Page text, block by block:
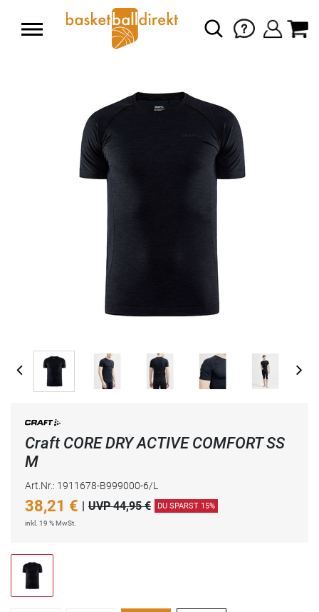
Craft CORE DRY ACTIVE COMFORT SS
M
Art.Nr.: 1911678-B999000-6/L
38,21 € | UVP 44,95 € DU SPARST 15%
inkl. 19 % MwSt.